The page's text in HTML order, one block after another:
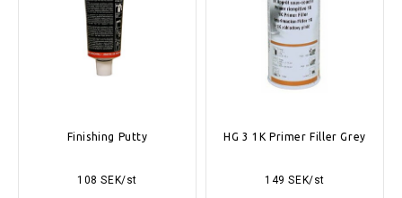
Finishing Putty
108 SEK/st
HG 3 1K Primer Filler Grey
149 SEK/st